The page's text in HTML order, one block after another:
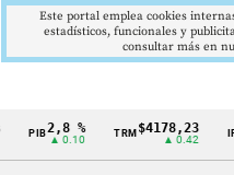
Cintillo
PIB2,8 %
▲ 0.10
TRM$4178,23
▲ 0.42
Este portal emplea cookies
estadísticos, funcionales y
consultar más en